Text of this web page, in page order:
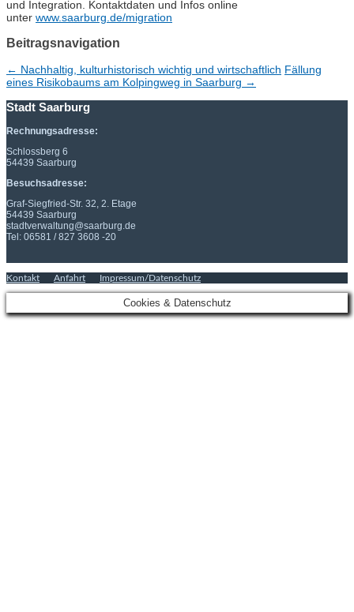
und Integration. Kontaktdaten und Infos online
unter www.saarburg.de/migration
Beitragsnavigation
← Nachhaltig, kulturhistorisch wichtig und wirtschaftlich Fällung
eines Risikobaums am Kolpingweg in Saarburg →
Stadt Saarburg
Rechnungsadresse:
Schlossberg 6
54439 Saarburg
Besuchsadresse:
Graf-Siegfried-Str. 32, 2. Etage
54439 Saarburg
stadtverwaltung@saarburg.de
Tel: 06581 / 827 3608 -20
Kontakt Anfahrt Impressum/Datenschutz
Cookies & Datenschutz